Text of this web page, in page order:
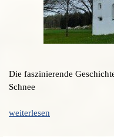
Die faszinierende
Schnee
weiterlesen